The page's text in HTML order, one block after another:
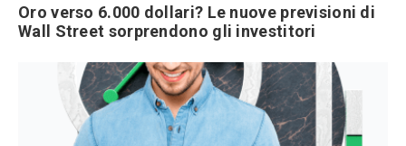
Oro verso 6.000 dollari? Le nuove previsioni di
Wall Street sorprendono gli investitori